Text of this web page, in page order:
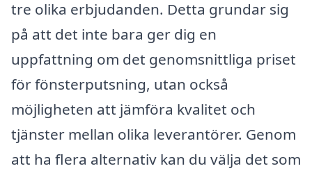
tre olika erbjudanden. Detta grundar sig
på att det inte bara ger dig en
uppfattning om det genomsnittliga priset
för fönsterputsning, utan också
möjligheten att jämföra kvalitet och
tjänster mellan olika leverantörer. Genom
att ha flera alternativ kan du välja det som